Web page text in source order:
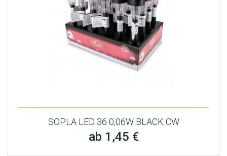
SOPLA LED 36 0,06W BLACK CW
ab 1,45 €